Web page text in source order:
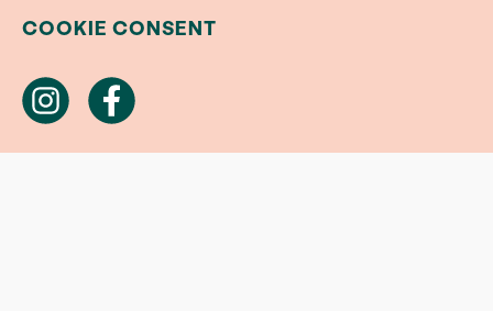
COOKIE CONSENT